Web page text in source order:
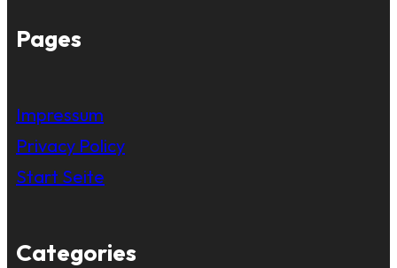
Pages
Impressum
Privacy Policy
Start Seite
Categories